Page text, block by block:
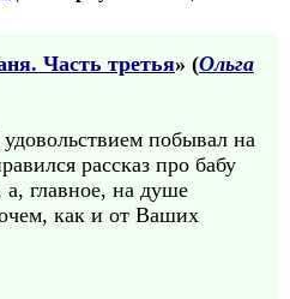
Часть третья» (Ольга
побывал на
рассказ про бабу
главное, на душе
как и от Ваших